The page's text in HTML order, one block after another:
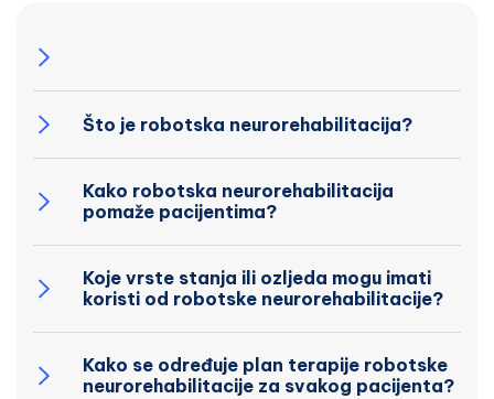
Što je robotska neurorehabilitacija?
Kako robotska neurorehabilitacija
pomaže pacijentima?
Koje vrste stanja ili ozljeda mogu imati
koristi od robotske neurorehabilitacije?
Kako se određuje plan terapije robotske
neurorehabilitacije za svakog pacijenta?